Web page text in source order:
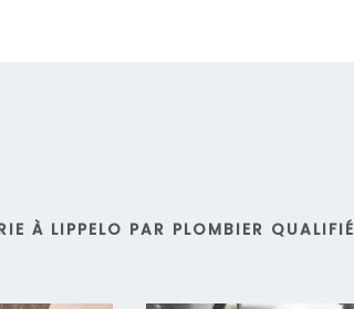
À LIPPELO PAR PLOMBIER QUALIFIÉ